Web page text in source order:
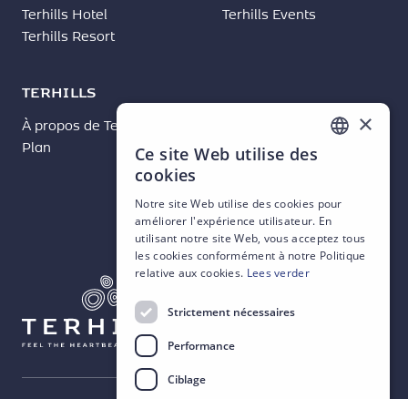
Terhills Hotel
Terhills Resort
Terhills Events
TERHILLS
À propos de Terhills
Plan
Contact
GERMAN
×
Ce site Web utilise des
cookies
Notre site Web utilise des cookies pour
améliorer l'expérience utilisateur. En
utilisant notre site Web, vous acceptez tous
les cookies conformément à notre Politique
relative aux cookies. Lees verder
Strictement nécessaires
Performance
Ciblage